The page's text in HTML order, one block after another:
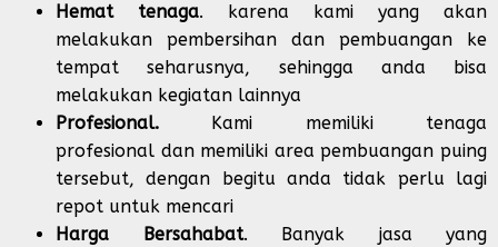
Hemat tenaga. karena kami yang akan
melakukan pembersihan dan pembuangan ke
tempat seharusnya, sehingga anda bisa
melakukan kegiatan lainnya
Profesional. Kami memiliki tenaga
profesional dan memiliki area pembuangan puing
tersebut, dengan begitu anda tidak perlu lagi
repot untuk mencari
Harga Bersahabat. Banyak jasa yang